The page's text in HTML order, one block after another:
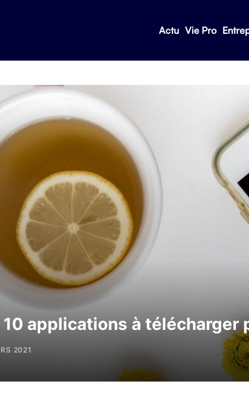
Actu Vie Pro
applications à télécharger
2021